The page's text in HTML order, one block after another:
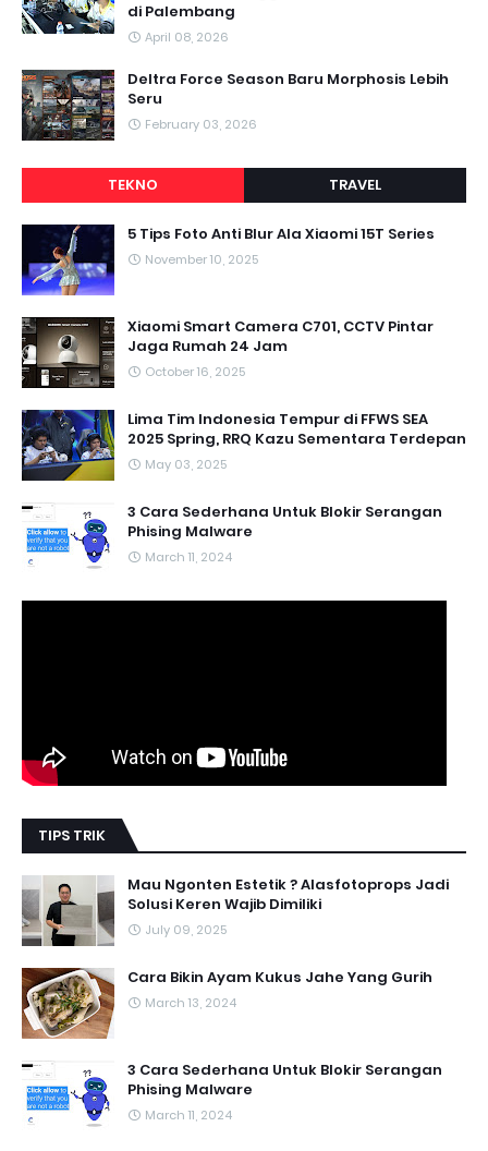
di Palembang
April 08, 2026
Deltra Force Season Baru Morphosis Lebih
Seru
February 03, 2026
TEKNO TRAVEL
5 Tips Foto Anti Blur Ala Xiaomi 15T Series
November 10, 2025
Xiaomi Smart Camera C701, CCTV Pintar
Jaga Rumah 24 Jam
October 16, 2025
Lima Tim Indonesia Tempur di FFWS SEA
2025 Spring, RRQ Kazu Sementara Terdepan
May 03, 2025
3 Cara Sederhana Untuk Blokir Serangan
Phising Malware
March 11, 2024
TIPS TRIK
Mau Ngonten Estetik ? Alasfotoprops Jadi
Solusi Keren Wajib Dimiliki
July 09, 2025
Cara Bikin Ayam Kukus Jahe Yang Gurih
March 13, 2024
3 Cara Sederhana Untuk Blokir Serangan
Phising Malware
March 11, 2024